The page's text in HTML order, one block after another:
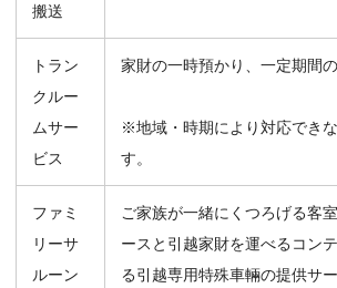
搬送
トラン
クルー
ムサー
ビス
家財の一時預かり、一定期間
※地域・時期により対応でき
す。
ファミ
リーサ
ルーン
ご家族が一緒にくつろげる客
ースと引越家財を運べるコン
る引越専用特殊車輛の提供サー